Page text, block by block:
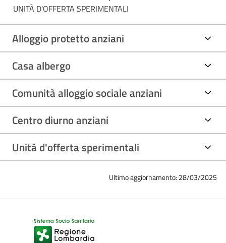
UNITÀ D'OFFERTA SPERIMENTALI
Alloggio protetto anziani
Casa albergo
Comunità alloggio sociale anziani
Centro diurno anziani
Unità d'offerta sperimentali
Ultimo aggiornamento: 28/03/2025